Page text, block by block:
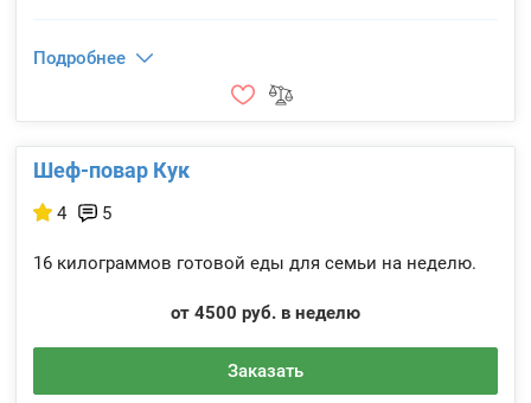
Подробнее
Шеф-повар Кук
4 5
16 килограммов готовой еды для семьи на неделю.
от 4500 руб. в неделю
Заказать